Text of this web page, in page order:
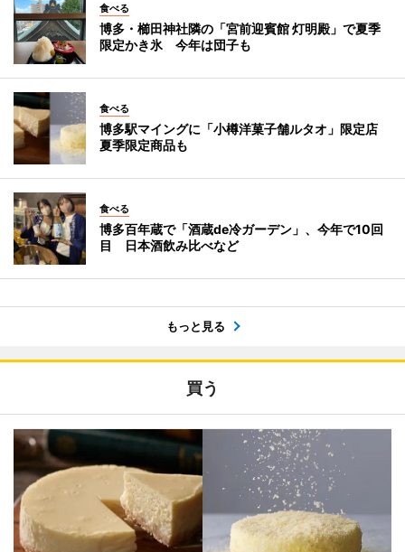
食べる
博多・櫛田神社隣の「宮前迎賓館 灯明殿」で夏季
限定かき氷 今年は団子も
食べる
博多駅マイングに「小樽洋菓子舗ルタオ」限定店
夏季限定商品も
食べる
博多百年蔵で「酒蔵de冷ガーデン」、今年で10回
目 日本酒飲み比べなど
もっと見る
買う